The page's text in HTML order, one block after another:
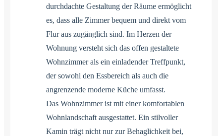
durchdachte Gestaltung der Räume ermöglicht
es, dass alle Zimmer bequem und direkt vom
Flur aus zugänglich sind. Im Herzen der
Wohnung versteht sich das offen gestaltete
Wohnzimmer als ein einladender Treffpunkt,
der sowohl den Essbereich als auch die
angrenzende moderne Küche umfasst.
Das Wohnzimmer ist mit einer komfortablen
Wohnlandschaft ausgestattet. Ein stilvoller
Kamin trägt nicht nur zur Behaglichkeit bei,